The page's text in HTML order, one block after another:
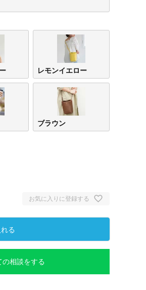
レモンイエロー
ブラウン
お気に入りに登録する
る
の相談をする